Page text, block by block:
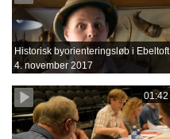
Historisk byorienteringsløb i Ebeltoft
4. november 2017
01:42